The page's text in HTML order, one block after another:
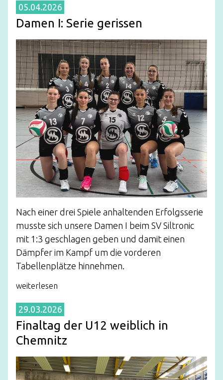
05.04.2026
Damen I: Serie gerissen
Nach einer drei Spiele anhaltenden Erfolgsserie
musste sich unsere Damen I beim SV Siltronic
mit 1:3 geschlagen geben und damit einen
Dämpfer im Kampf um die vorderen
Tabellenplätze hinnehmen.
weiterlesen
29.03.2026
Finaltag der U12 weiblich in
Chemnitz